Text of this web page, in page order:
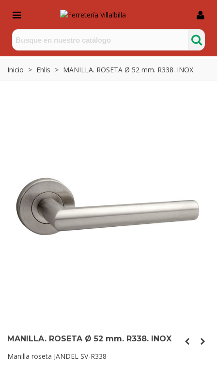
Inicio > Ehlis > MANILLA. ROSETA Ø 52 mm. R338. INOX
MANILLA. ROSETA Ø 52 mm. R338. INOX
Manilla roseta JANDEL SV-R338